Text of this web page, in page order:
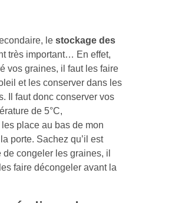
lestockage des
très important… En effet,
vos graines, il faut les faire
et les conserver dans les
Il faut donc conserver vos
de 5°C,
place au bas de mon
porte. Sachez qu’il est
congeler les graines, il
faire décongeler avant la